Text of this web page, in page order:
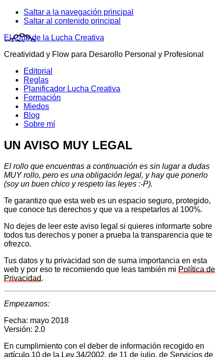
Saltar a la navegación principal
Saltar al contenido principal
El Club de la Lucha Creativa
Creatividad y Flow para Desarollo Personal y Profesional
Editorial
Reglas
Planificador Lucha Creativa
Formación
Miedos
Blog
Sobre mí
UN AVISO MUY LEGAL
El rollo que encuentras a continuación es sin lugar a dudas
MUY rollo, pero es una obligación legal, y hay que ponerlo
(soy un buen chico y respeto las leyes :-P).
Te garantizo que esta web es un espacio seguro, protegido,
que conoce tus derechos y que va a respetarlos al 100%.
No dejes de leer este aviso legal si quieres informarte sobre
todos tus derechos y poner a prueba la transparencia que te
ofrezco.
Tus datos y tu privacidad son de suma importancia en esta
web y por eso te recomiendo que leas también mi Política de
Privacidad.
Empezamos:
Fecha: mayo 2018
Versión: 2.0
En cumplimiento con el deber de información recogido en
artículo 10 de laLey 34/2002, de 11 de julio, de Servicios de